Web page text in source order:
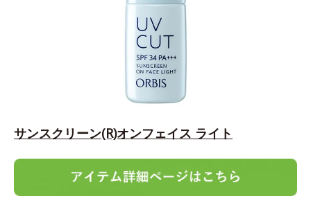
サンスクリーン(R)オンフェイス ライト